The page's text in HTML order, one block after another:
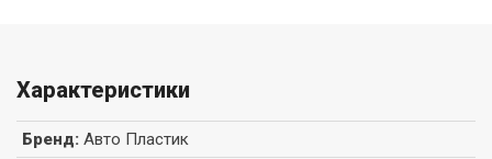
Характеристики
Бренд: Авто Пластик